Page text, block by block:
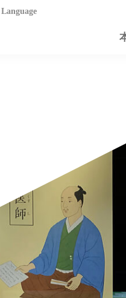
Language